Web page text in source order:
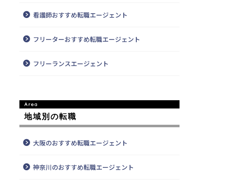
看護師おすすめ転職エージェント
フリーターおすすめ転職エージェント
フリーランスエージェント
地域別の転職
大阪のおすすめ転職エージェント
神奈川のおすすめ転職エージェント